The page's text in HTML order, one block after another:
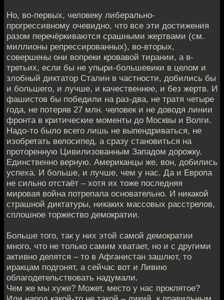
Но, во-первых, человеку либерально-
прогрессивному очевидно, что все эти достижения
разом перечёркиваются срашными жертвами (см.
миллионы репрессированных), во-вторых,
совершены они вопреки кровавой тирании, а в-
третьих, если бы не упыри-большевики в целом и
злобный диктатор Сталин в частности, добились бы
и большего, и лучше, и качественнее, и без жертв. И
фашистов бы победили на раз-два, не тратя четыре
года, не потеряв 27 млн. человек и не доводя линии
фронта в критические моменты до Москвы и Волги.
Надо-то было всего лишь не выпендриваться, не
изобретать велосипед, а сразу становиться на
проторенную Цивилизованным Западом дорожку.
Единственно верную. Американцы же, вон, добились
успеха. И больше, и лучше, чем у нас. Да и Европа
не сильно отстаёт – хотя их тоже последняя
мировая война потрепала основательно. И никакой
страшной диктатуры, никаких массовых расстрелов,
сплошное торжество демократии.
Больше того, так у них этой самой демократии
много, что не только самим хватает, но и с другими
активно делятся – то в Афганистан зашлют, то
иракцам подгонят, а сейчас вот и Ливию
облагодетельствовать надумали.
Чем же мы хуже? Может, место у нас проклятое?